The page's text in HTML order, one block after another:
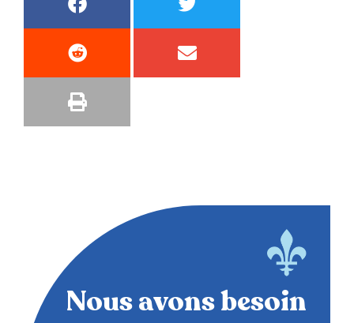
Nous avons besoin